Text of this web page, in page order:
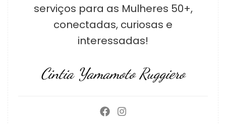
serviços para as Mulheres 50+,
conectadas, curiosas e
interessadas!
Cintia Yamamoto Ruggiero